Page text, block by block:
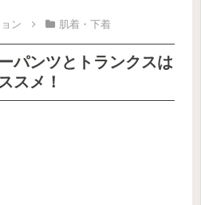
ン 肌着・下着
パンツとトランクスは
スメ！